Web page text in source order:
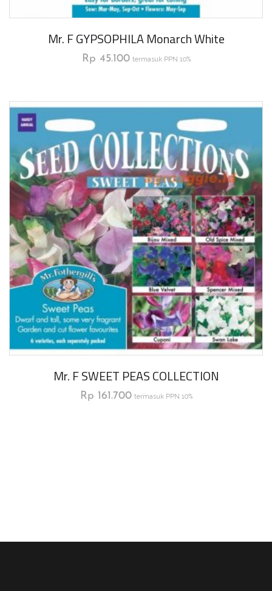
Mr. F GYPSOPHILA Monarch White
Rp 45.100 termasuk PPN 10%
Mr. F SWEET PEAS COLLECTION
Rp 161.700 termasuk PPN 10%